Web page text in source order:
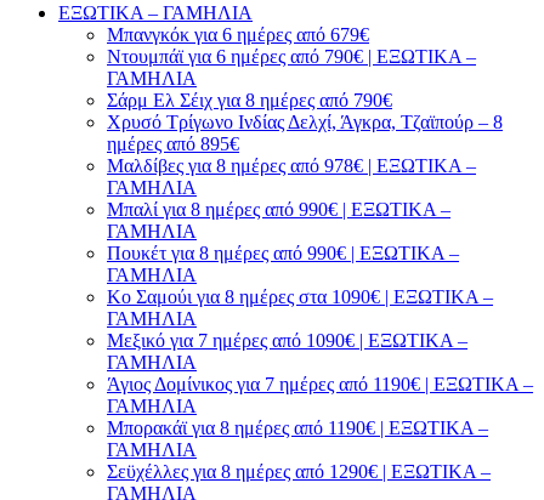
ΕΞΩΤΙΚΑ – ΓΑΜΗΛΙΑ
Μπανγκόκ για 6 ημέρες από 679€
Ντουμπάϊ για 6 ημέρες από 790€ | ΕΞΩΤΙΚΑ –
ΓΑΜΗΛΙΑ
Σάρμ Ελ Σέιχ για 8 ημέρες από 790€
Χρυσό Τρίγωνο Ινδίας Δελχί, Άγκρα, Τζαϊπούρ – 8
ημέρες από 895€
Μαλδίβες για 8 ημέρες από 978€ | ΕΞΩΤΙΚΑ –
ΓΑΜΗΛΙΑ
Μπαλί για 8 ημέρες από 990€ | ΕΞΩΤΙΚΑ –
ΓΑΜΗΛΙΑ
Πουκέτ για 8 ημέρες από 990€ | ΕΞΩΤΙΚΑ –
ΓΑΜΗΛΙΑ
Κο Σαμούι για 8 ημέρες στα 1090€ | ΕΞΩΤΙΚΑ –
ΓΑΜΗΛΙΑ
Μεξικό για 7 ημέρες από 1090€ | ΕΞΩΤΙΚΑ –
ΓΑΜΗΛΙΑ
Άγιος Δομίνικος για 7 ημέρες από 1190€ | ΕΞΩΤΙΚΑ –
ΓΑΜΗΛΙΑ
Μπορακάϊ για 8 ημέρες από 1190€ | ΕΞΩΤΙΚΑ –
ΓΑΜΗΛΙΑ
Σεϋχέλλες για 8 ημέρες από 1290€ | ΕΞΩΤΙΚΑ –
ΓΑΜΗΛΙΑ